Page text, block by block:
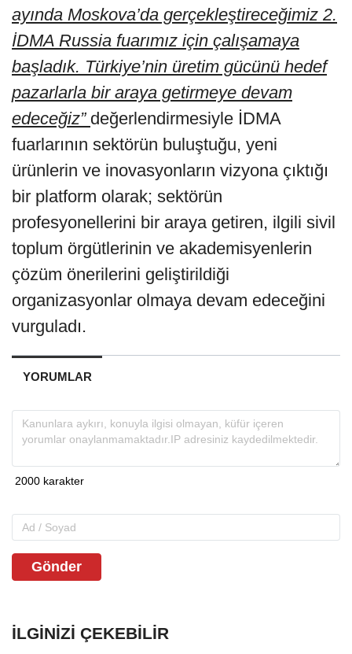
ayında Moskova’da gerçekleştireceğimiz 2.
İDMA Russia fuarımız için çalışamaya
başladık. Türkiye’nin üretim gücünü hedef
pazarlarla bir araya getirmeye devam
edeceğiz” değerlendirmesiyle İDMA
fuarlarının sektörün buluştuğu, yeni
ürünlerin ve inovasyonların vizyona çıktığı
bir platform olarak; sektörün
profesyonellerini bir araya getiren, ilgili sivil
toplum örgütlerinin ve akademisyenlerin
çözüm önerilerini geliştirildiği
organizasyonlar olmaya devam edeceğini
vurguladı.
YORUMLAR
Gönder
İLGINIZI ÇEKEBILIR